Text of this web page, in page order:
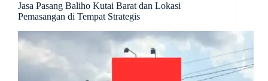
Jasa Pasang Baliho Kutai Barat dan Lokasi
Pemasangan di Tempat Strategis